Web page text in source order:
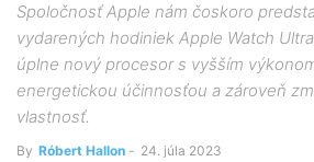
Spoločnosť Apple nám čoskoro
vydarených hodiniek Apple Watch
úplne nový procesor s vyšším
energetickou účinnosťou a zároveň
vlastnosť.
By Róbert Hallon - 24. júla 2023